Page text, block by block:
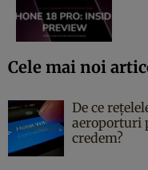
Cele mai noi
De ce
aeroporturi
credem?